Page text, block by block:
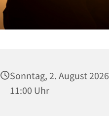
Sonntag, 2. August
11:00 Uhr